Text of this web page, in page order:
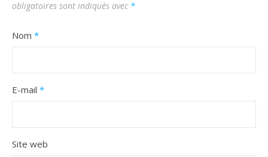
obligatoires sont indiqués avec *
Nom *
E-mail *
Site web